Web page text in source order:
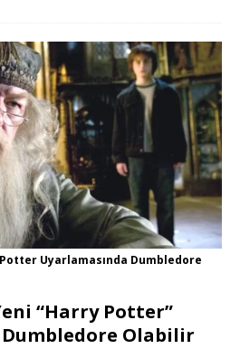
Uyarlamasında Dumbledore
“Harry Potter”
Olabilir